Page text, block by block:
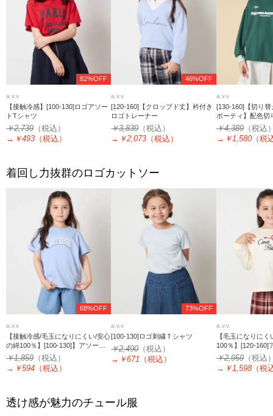
82%OFF
a.v.v
【接触冷感】[100-130]ロゴアソー
トTシャツ
￥2,739 （税込）
→ ￥493 （税込）
46%OFF
a.v.v
[120-160]【クロップド丈】衿付き
ロゴトレーナー
￥3,839（税込）
→ ￥2,073 （税込）
a.v.v
[130-160]【切り
ポーティ】配色切
ーナー
￥4,389（税込
→ ￥1,580（税
着回し力抜群のロゴカットソー
68%OFF
a.v.v
【接触冷感/毛玉になりにくい/安心
の綿100％】[100-130]】アソート
ロゴTシャツ
￥1,859 （税込）
→ ￥594 （税込）
73%OFF
a.v.v
[100-130]ロゴ刺繍Ｔシャツ
￥2,490（税込）
→ ￥671 （税込）
a.v.v
【毛玉になりにく
100％】[120-160]
ンＴ
￥2,959（税込
→ ￥1,598（税
透け感が魅力のチュール服